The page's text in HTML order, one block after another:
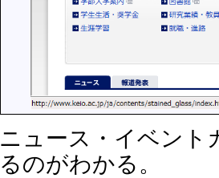
ニュース・イベント
るのがわかる。